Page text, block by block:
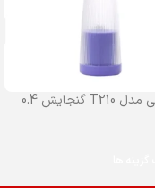
شیکر برقی مدل T210 گنجایش 0.4